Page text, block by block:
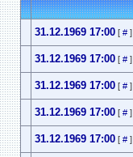
31.12.1969 17:00[ #]
31.12.1969 17:00[ #]
31.12.1969 17:00[ #]
31.12.1969 17:00[ #]
31.12.1969 17:00[ #]